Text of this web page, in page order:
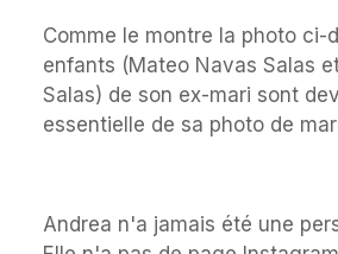
Comme le montre la photo ci-
enfants (Mateo Navas Salas
Salas) de son ex-mari sont
essentielle de sa photo de
Andrea n'a jamais été une